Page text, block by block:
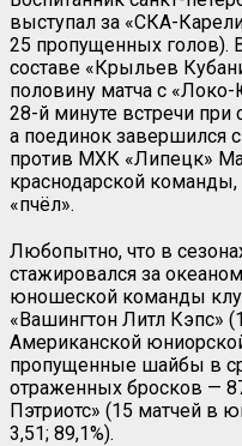
выступал за «СКА-
25 пропущенных голов).
составе «Крыльев
половину матча с
28-й минуте встречи при
а поединок завершился
против МХК «Липецк»
краснодарской команды,
«пчёл».
Любопытно, что в
стажировался за
юношеской команды
«Вашингтон Литл Кэпс»
Американской
пропущенные шайбы в
отраженных бросков —
Пэтриотс» (15 матчей в
3,51; 89,1%).